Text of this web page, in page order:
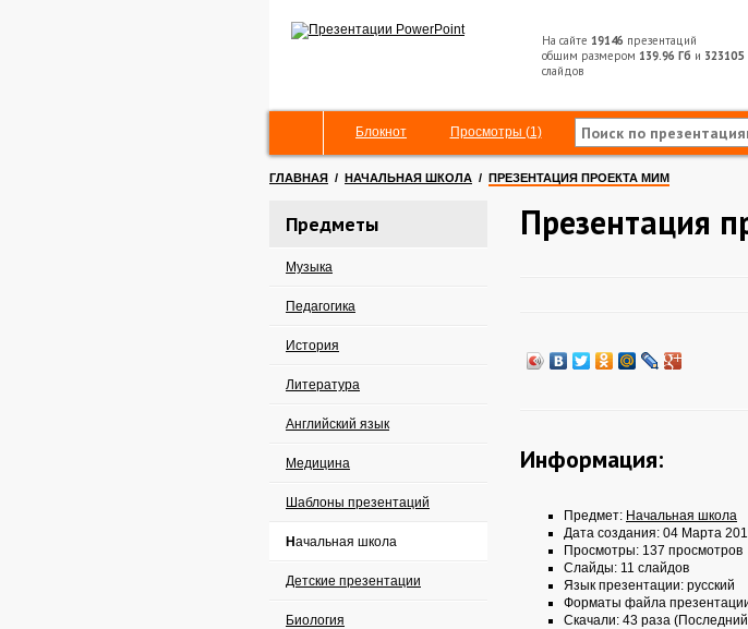
На сайте 19146 презентаций
общим размером 139.96 Гб и 323105
слайдов
Блокнот Просмотры (1)
ГЛАВНАЯ / НАЧАЛЬНАЯ ШКОЛА / ПРЕЗЕНТАЦИЯ ПРОЕКТА МИМ
Предметы
Музыка
Педагогика
История
Литература
Английский язык
Медицина
Шаблоны презентаций
Начальная школа
Детские презентации
Биология
Презентация
Информация:
Предмет: Начальная школа
Дата создания: 04 Марта
Просмотры: 137 просмотров
Слайды: 11 слайдов
Язык презентации: русский
Форматы файла
Скачали: 43 раза